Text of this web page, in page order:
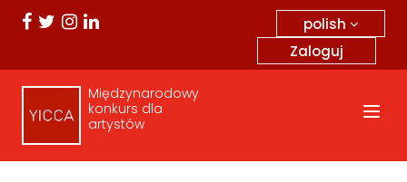
polish
Zaloguj
Międzynarodowy
konkurs dla
artystów